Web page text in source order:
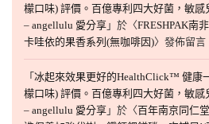
檬口味) 評價。百億專利四大好菌，敏
– angellulu 愛分享 」於〈FRESHPAK南
卡哇依的果香系列(無咖啡因)〉發佈留言
「 冰起來效果更好的HealthClick™ 健康
檬口味) 評價。百億專利四大好菌，敏
– angellulu 愛分享 」於〈百年南京同仁